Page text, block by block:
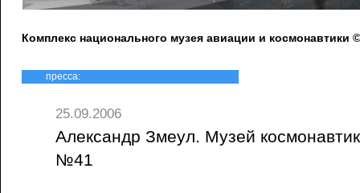
Комплекс национального музея авиации и
пресса:
25.09.2006
Александр Змеул. Музей
№41